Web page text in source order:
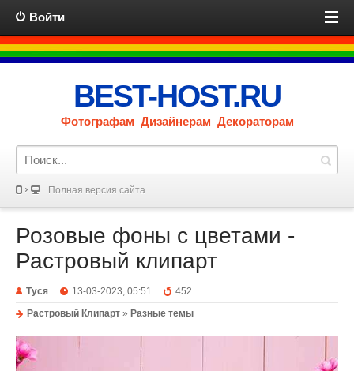
Войти
BEST-HOST.RU
Фотографам Дизайнерам Декораторам
Полная версия сайта
Розовые фоны с цветами -
Растровый клипарт
Туся 13-03-2023, 05:51
452
Растровый Клипарт » Разные темы